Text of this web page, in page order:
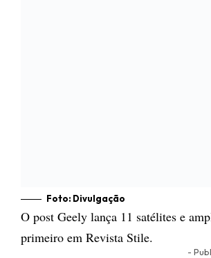
Foto: Divulgação
O post Geely lança 11 satélites e
primeiro em Revista Stile.
-